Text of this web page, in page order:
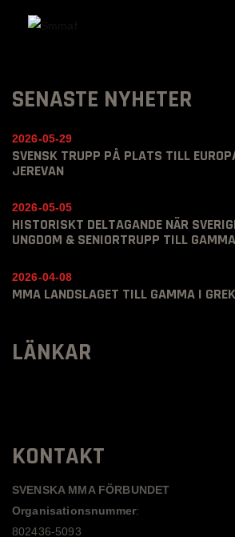
SENASTE NYHETER
SVENSK TRUPP PÅ PLATS TILL
JEREVAN
2026-05-29
HISTORISKT DELTAGANDE NÄR
UNGDOM & SENIORTRUPP TILL
2026-05-05
MMA LANDSLAGET TILL GAMMA I
2026-04-08
LÄNKAR
KONTAKT
SVENSKA MMA FÖRBUNDET
Organisationsnummer:
802436-5093